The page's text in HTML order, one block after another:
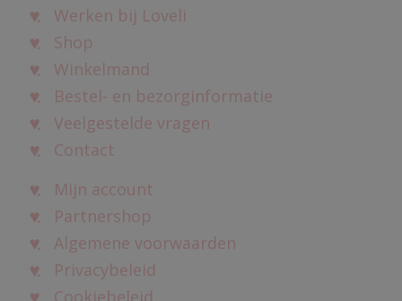
Werken bij Loveli
Shop
Winkelmand
Bestel- en bezorginformatie
Veelgestelde vragen
Contact
Mijn account
Partnershop
Algemene voorwaarden
Privacybeleid
Cookiebeleid